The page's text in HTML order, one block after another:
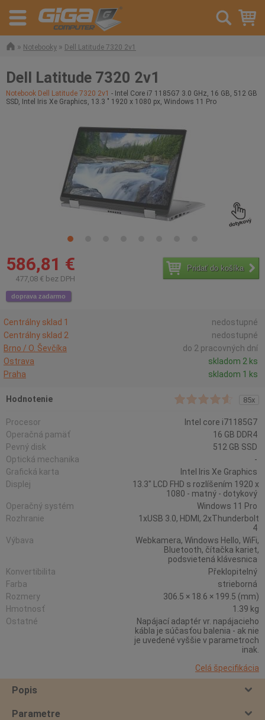
» Notebooky » Dell Latitude 7320 2v1
Dell Latitude 7320 2v1
Notebook Dell Latitude 7320 2v1 - Intel Core i7 1185G7 3.0 GHz, 16 GB, 512 GB
SSD, Intel Iris Xe Graphics, 13.3 " 1920 x 1080 px, Windows 11 Pro
586,81 €
477,08 € bez DPH
Pridať do košíka
doprava zadarmo
Centrálny sklad 1
nedostupné
Centrálny sklad 2
nedostupné
Brno / O. Ševčíka
do 2 pracovných dní
Ostrava
skladom 2 ks
Praha
skladom 1 ks
Hodnotenie 85x
Procesor
Intel core i71185G7
Operačná pamäť
16 GB DDR4
Pevný disk
512 GB SSD
Optická mechanika
-
Grafická karta
Intel Iris Xe Graphics
Displej
13.3" LCD FHD s rozlíšením 1920 x
1080 - matný - dotykový
Operačný systém
Windows 11 Pro
Rozhranie
1xUSB 3.0, HDMI, 2xThunderbolt
4
Výbava
Webkamera, Windows Hello, WiFi,
Bluetooth, čítačka kariet,
podsvietená klávesnica
Konvertibilita
Překlopitelný
Farba
strieborná
Rozmery
306.5 × 18.6 × 199.5 (mm)
Hmotnosť
1.39 kg
Ostatné
Napájací adaptér vr. napájacieho
kábla je súčasťou balenia - ak nie
je uvedené vyššie v parametroch
inak.
Celá špecifikácia
Popis
Parametre